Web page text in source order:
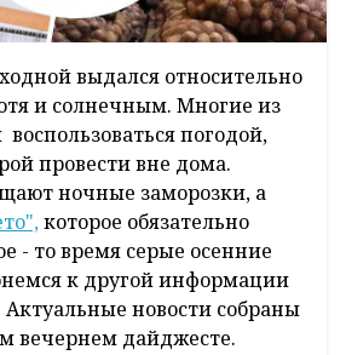
выдался относительно
и солнечным. Многие из
погодой,
провести вне дома.
ночные заморозки, а
которое обязательно
- то время серые осенние
к другой информации
новости собраны
вечернем дайджесте.